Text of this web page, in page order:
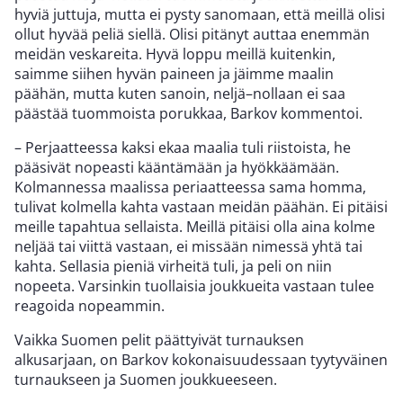
hyviä juttuja, mutta ei pysty sanomaan, että meillä olisi
ollut hyvää peliä siellä. Olisi pitänyt auttaa enemmän
meidän veskareita. Hyvä loppu meillä kuitenkin,
saimme siihen hyvän paineen ja jäimme maalin
päähän, mutta kuten sanoin, neljä–nollaan ei saa
päästää tuommoista porukkaa, Barkov kommentoi.
– Perjaatteessa kaksi ekaa maalia tuli riistoista, he
pääsivät nopeasti kääntämään ja hyökkäämään.
Kolmannessa maalissa periaatteessa sama homma,
tulivat kolmella kahta vastaan meidän päähän. Ei pitäisi
meille tapahtua sellaista. Meillä pitäisi olla aina kolme
neljää tai viittä vastaan, ei missään nimessä yhtä tai
kahta. Sellasia pieniä virheitä tuli, ja peli on niin
nopeeta. Varsinkin tuollaisia joukkueita vastaan tulee
reagoida nopeammin.
Vaikka Suomen pelit päättyivät turnauksen
alkusarjaan, on Barkov kokonaisuudessaan tyytyväinen
turnaukseen ja Suomen joukkueeseen.